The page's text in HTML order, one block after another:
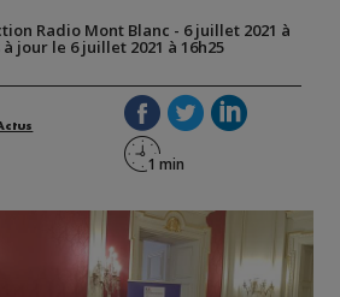
Radio Mont Blanc - 6 juillet 2021 à
à jour le 6 juillet 2021 à 16h25